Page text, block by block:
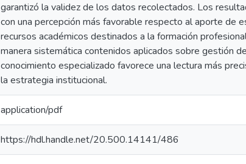
garantizó la validez de los datos recolectados. Los
con una percepción más favorable respecto al aporte de
recursos académicos destinados a la formación
manera sistemática contenidos aplicados sobre gestión
conocimiento especializado favorece una lectura más
la estrategia institucional.
application/pdf
https://hdl.handle.net/20.500.14141/486